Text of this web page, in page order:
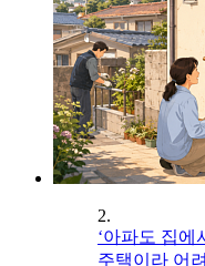
2.
‘아파도 집에
주택이라 어